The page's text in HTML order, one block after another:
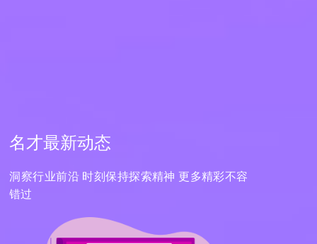
名才最新动态
洞察行业前沿 时刻保持探索精神 更多精彩不容
错过